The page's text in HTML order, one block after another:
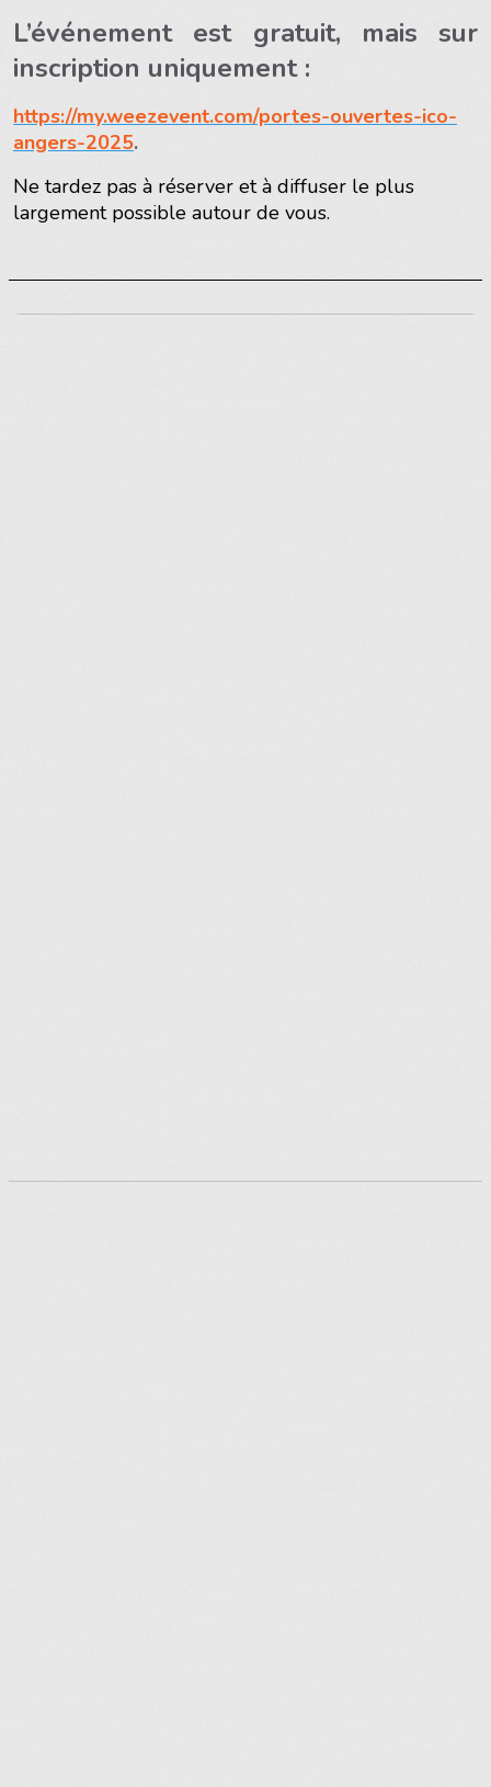
L’événement est gratuit, mais sur
inscription uniquement :
https://my.weezevent.com/portes-ouvertes-ico-
angers-2025.
Ne tardez pas à réserver et à diffuser le plus
largement possible autour de vous.